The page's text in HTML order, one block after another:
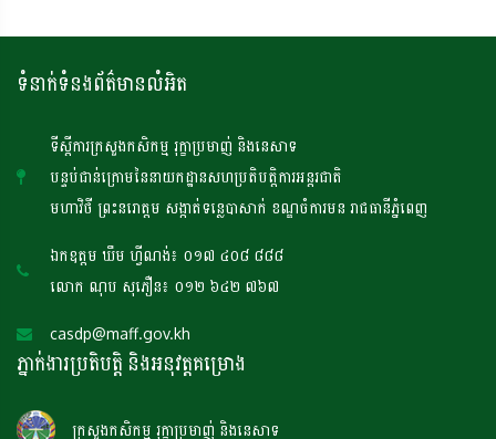
ទំនាក់ទំនងព័ត៌មានលំអិត
ទីស្តីការក្រសួងកសិកម្ម រុក្ខាប្រមាញ់ និងនេសាទ
បន្ទប់ជាន់ក្រោមនៃនាយកដ្ឋានសហប្រតិបត្តិការអន្តរជាតិ
មហាវិថី ព្រះនរោត្តម សង្កាត់ទន្លេបាសាក់ ខណ្ឌចំការមន រាជធានីភ្នំពេញ
ឯកឧត្តម ឃឹម ហ្វីណង់៖ ០១៧ ៤០៨ ៨៨៨
លោក ណុប សុភឿន៖ ០១២ ៦៤២ ៧៦៧
casdp@maff.gov.kh
ភ្នាក់ងារប្រតិបត្តិ និងអនុវត្តគម្រោង
ក្រសួងកសិកម្ម រុក្ខាប្រមាញ់ និងនេសាទ